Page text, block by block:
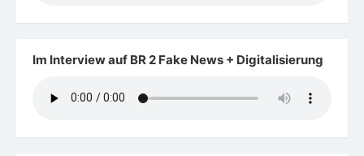
Im Interview auf BR 2 Fake News + Digitalisierung